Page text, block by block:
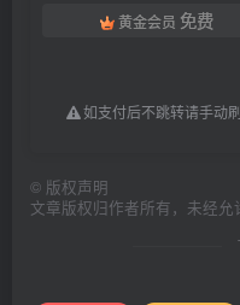
黄金会员 免费
如支付后不跳转请手动
© 版权声明
文章版权归作者所有，未经允